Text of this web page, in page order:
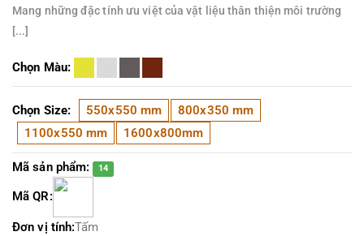
Mang những đặc tính ưu việt của vật liệu thân thiện môi trường
[...]
Chọn Màu:
Chọn Size: 550x550 mm
800x350 mm
1100x550 mm
1600x800mm
Mã sản phẩm: 14
Mã QR:
Đơn vị tính:Tấm